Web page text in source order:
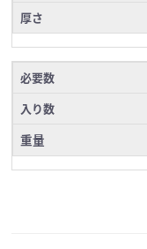
厚さ
必要数
入り数
重量